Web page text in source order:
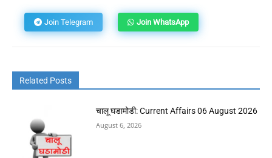
Join Telegram Join WhatsApp
Related Posts
चालू घडामोडी: Current Affairs 06 August 2026
August 6, 2026